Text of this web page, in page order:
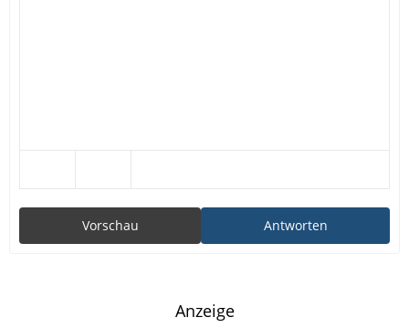
Antworten
Vorschau
Anzeige